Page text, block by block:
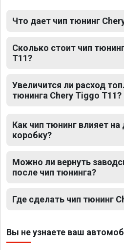
Что дает чип тюнинг
Сколько стоит чип
T11?
Увеличится ли расход
тюнинга Chery Tiggo T11?
Как чип тюнинг влияет на
коробку?
Можно ли вернуть
после чип тюнинга?
Где сделать чип тюнинг
Вы не узнаете ваш